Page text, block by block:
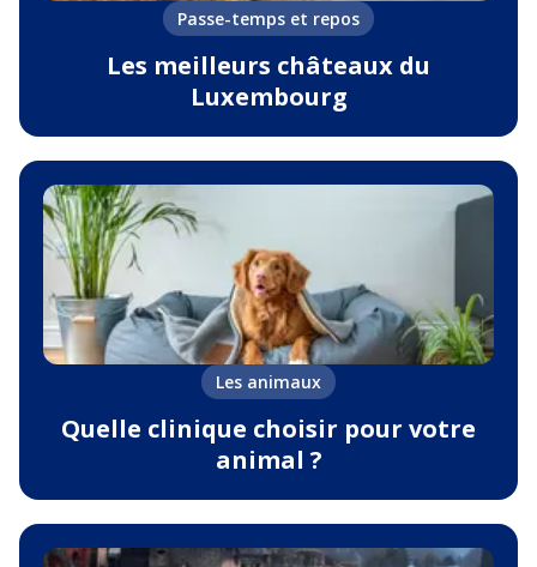
Passe-temps et repos
Les meilleurs châteaux du
Luxembourg
Les animaux
Quelle clinique choisir pour votre
animal ?